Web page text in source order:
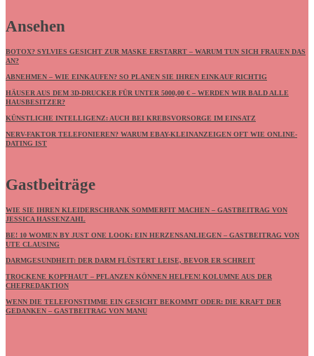
Ansehen
BOTOX? SYLVIES GESICHT ZUR MASKE ERSTARRT – WARUM TUN SICH FRAUEN DAS
AN?
ABNEHMEN – WIE EINKAUFEN? SO PLANEN SIE IHREN EINKAUF RICHTIG
HÄUSER AUS DEM 3D-DRUCKER FÜR UNTER 5000,00 € – WERDEN WIR BALD ALLE
HAUSBESITZER?
KÜNSTLICHE INTELLIGENZ: AUCH BEI KREBSVORSORGE IM EINSATZ
NERV-FAKTOR TELEFONIEREN? WARUM EBAY-KLEINANZEIGEN OFT WIE ONLINE-
DATING IST
Gastbeiträge
WIE SIE IHREN KLEIDERSCHRANK SOMMERFIT MACHEN – GASTBEITRAG VON
JESSICA HASSENZAHL
BE! 10 WOMEN BY JUST ONE LOOK: EIN HERZENSANLIEGEN – GASTBEITRAG VON
UTE CLAUSING
DARMGESUNDHEIT: DER DARM FLÜSTERT LEISE, BEVOR ER SCHREIT
TROCKENE KOPFHAUT – PFLANZEN KÖNNEN HELFEN! KOLUMNE AUS DER
CHEFREDAKTION
WENN DIE TELEFONSTIMME EIN GESICHT BEKOMMT ODER: DIE KRAFT DER
GEDANKEN – GASTBEITRAG VON MANU